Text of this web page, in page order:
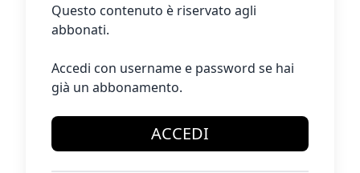
Questo contenuto è riservato agli
abbonati.
Accedi con username e password se hai
già un abbonamento.
ACCEDI